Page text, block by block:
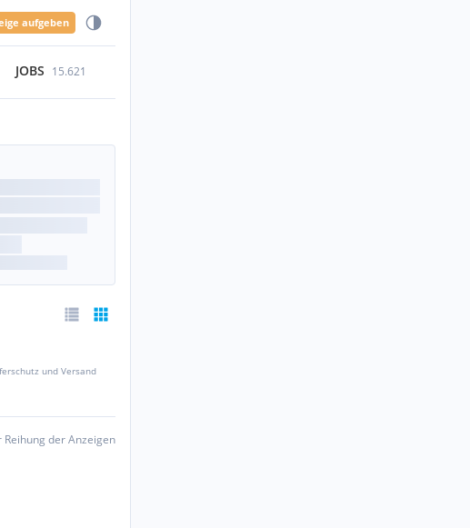
aufgeben
JOBS 15.621
und Versand
Reihung der Anzeigen